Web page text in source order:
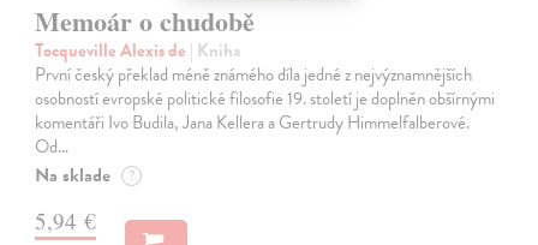
Memoár o chudobě
Tocqueville Alexis de | Kniha
První český překlad méně známého díla jedné z nejvýznamnějších
osobností evropské politické filosofie 19. století je doplněn obšírnými
komentáři Ivo Budila, Jana Kellera a Gertrudy Himmelfalberové.
Od…
Na sklade ?
5,94 €